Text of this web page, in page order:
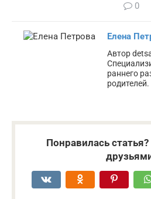
0
Елена
Автор
раннего
родителей.
Понравилась